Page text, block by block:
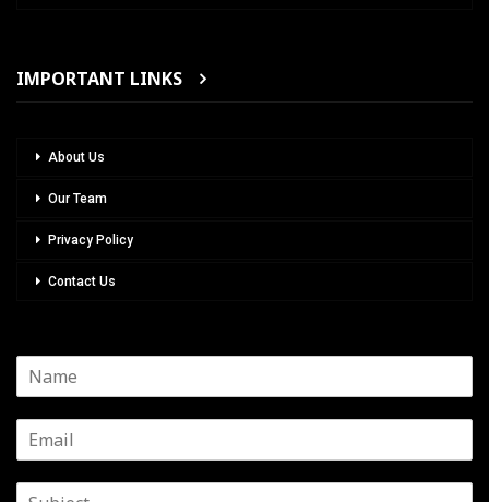
IMPORTANT LINKS
About Us
Our Team
Privacy Policy
Contact Us